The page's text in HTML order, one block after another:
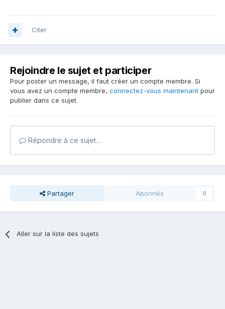
Citer
Rejoindre le sujet et participer
Pour poster un message, il faut créer un compte membre. Si
vous avez un compte membre, connectez-vous maintenant pour
publier dans ce sujet.
Répondre à ce sujet…
Partager Abonnés 0
Aller sur la liste des sujets